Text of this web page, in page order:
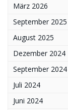
März 2026
September 2025
August 2025
Dezember 2024
September 2024
Juli 2024
Juni 2024